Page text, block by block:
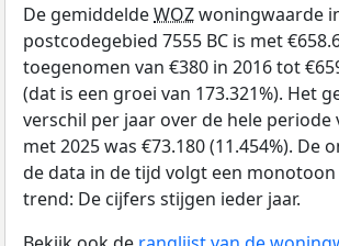
De gemiddeldeWOZwoningwaarde
postcodegebied 7555 BC is met
toegenomen van €380 in 2016 tot
(dat is een groei van 173.321%). Het
verschil per jaar over de hele periode
met 2025 was €73.180 (11.454%). De
de data in de tijd volgt een
trend: De cijfers stijgen ieder jaar.